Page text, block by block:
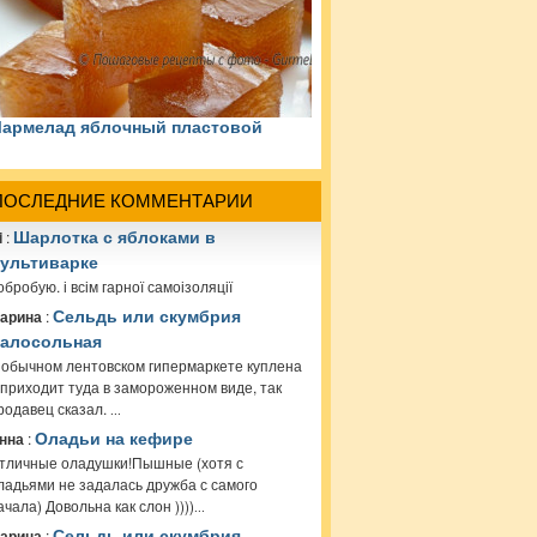
яблочный пластовой
КОММЕНТАРИИ
: Шарлотка с яблоками в
і всім гарної самоізоляції
:Сельдь или скумбрия
лентовском гипермаркете куплена
туда в замороженном виде, так
сказал. ...
:Оладьи на кефире
оладушки!Пышные (хотя с
не задалась дружба с самого
Довольна как слон ))))...